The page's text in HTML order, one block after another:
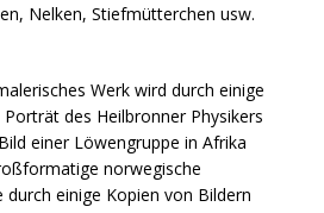
Nelken, Stiefmütterchen usw.
Werk wird durch einige
des Heilbronner Physikers
einer Löwengruppe in Afrika
norwegische
einige Kopien von Bildern